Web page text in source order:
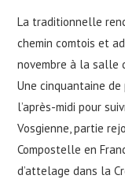
La traditionnelle
chemin comtois et
novembre à la salle
Une cinquantaine
l’après-midi pour
Vosgienne, partie
Compostelle en
d’attelage dans la